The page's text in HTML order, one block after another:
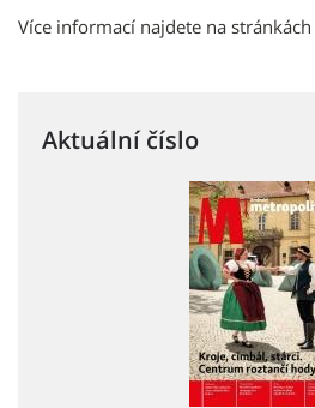
Více informací najdete na stránkách
Aktuální číslo